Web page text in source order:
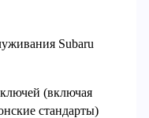
Subaru
(включая
стандарты)